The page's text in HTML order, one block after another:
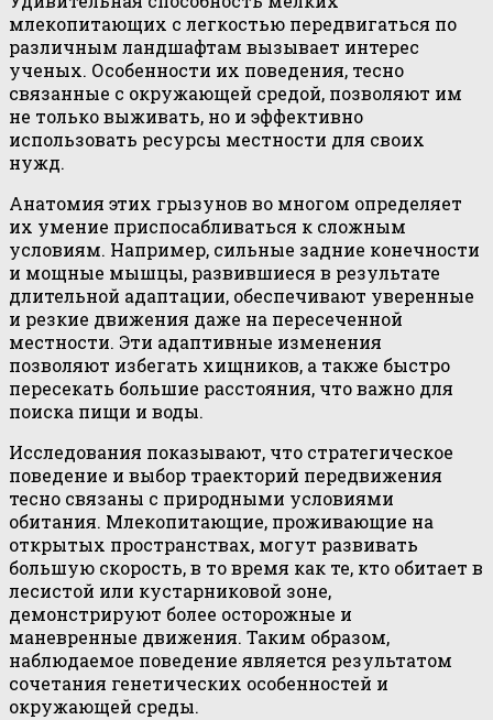
млекопитающих с легкостью передвигаться по
различным ландшафтам вызывает интерес
ученых. Особенности их поведения, тесно
связанные с окружающей средой, позволяют им
не только выживать, но и эффективно
использовать ресурсы местности для своих
нужд.
Анатомия этих грызунов во многом определяет
их умение приспосабливаться к сложным
условиям. Например, сильные задние конечности
и мощные мышцы, развившиеся в результате
длительной адаптации, обеспечивают уверенные
и резкие движения даже на пересеченной
местности. Эти адаптивные изменения
позволяют избегать хищников, а также быстро
пересекать большие расстояния, что важно для
поиска пищи и воды.
Исследования показывают, что стратегическое
поведение и выбор траекторий передвижения
тесно связаны с природными условиями
обитания. Млекопитающие, проживающие на
открытых пространствах, могут развивать
большую скорость, в то время как те, кто обитает в
лесистой или кустарниковой зоне,
демонстрируют более осторожные и
маневренные движения. Таким образом,
наблюдаемое поведение является результатом
сочетания генетических особенностей и
окружающей среды.